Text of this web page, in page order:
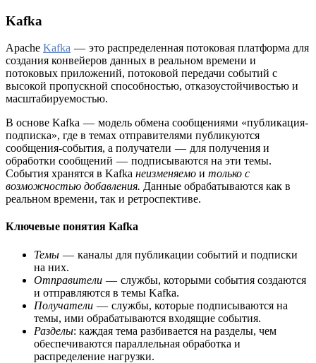
Kafka
Apache Kafka — это распределенная потоковая платформа для
создания конвейеров данных в реальном времени и
потоковых приложений, потоковой передачи событий с
высокой пропускной способностью, отказоустойчивостью и
масштабируемостью.
В основе Kafka — модель обмена сообщениями «публикация-
подписка», где в темах отправителями публикуются
сообщения-события, а получатели — для получения и
обработки сообщений — подписываются на эти темы.
События хранятся в Kafka неизменяемо и только с
возможностью добавления. Данные обрабатываются как в
реальном времени, так и ретроспективе.
Ключевые понятия Kafka
Темы — каналы для публикации событий и подписки
на них.
Отправители — службы, которыми события создаются
и отправляются в темы Kafka.
Получатели — службы, которые подписываются на
темы, ими обрабатываются входящие события.
Разделы: каждая тема разбивается на разделы, чем
обеспечиваются параллельная обработка и
распределение нагрузки.